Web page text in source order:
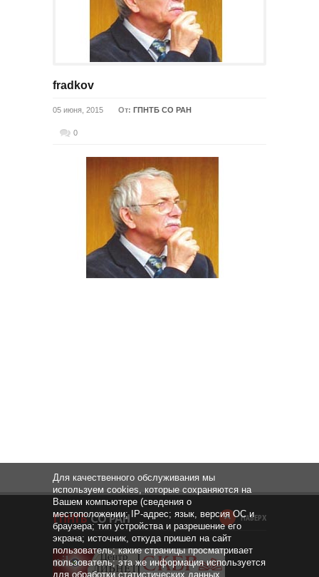
fradkov
05 июня, 2015 От: ГПНТБ СО РАН
0
НАВЕРХ
Для качественного обслуживания мы
используем cookies, которые сохраняются на
Вашем компьютере (сведения о
местоположении; IP-адрес; язык, версия ОС и
браузера; тип устройства и разрешение его
экрана; источник, откуда пришел на сайт
пользователь; какие страницы просматривает
пользователь; эта же информация используется
для обработки статистических данных